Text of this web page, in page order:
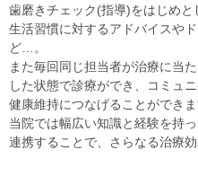
歯磨きチェック(指導)をはじめと
生活習慣に対するアドバイスや
ど…。
また毎回同じ担当者が治療に当
した状態で診療ができ、コミュ
健康維持につなげることができま
当院では幅広い知識と経験を持
連携することで、さらなる治療効